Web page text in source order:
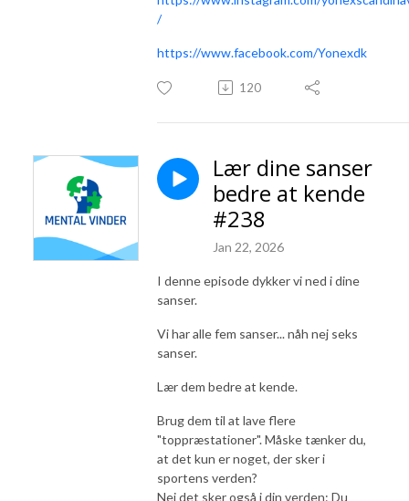
/
https://www.facebook.com/Yonexdk
120
Lær dine sanser
bedre at kende
#238
Jan 22, 2026
I denne episode dykker vi ned i dine
sanser.
Vi har alle fem sanser... nåh nej seks
sanser.
Lær dem bedre at kende.
Brug dem til at lave flere
"toppræstationer". Måske tænker du,
at det kun er noget, der sker i
sportens verden?
Nej det sker også i din verden: Du